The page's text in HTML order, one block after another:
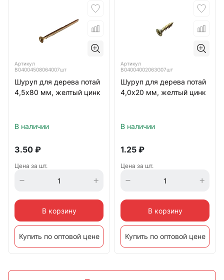
Артикул
B04004508064007шт
Шуруп для дерева потай
4,5х80 мм, желтый цинк
В наличии
3.50 ₽
Цена за шт.
В корзину
Купить по оптовой цене
Артикул
B04004002063G07шт
Шуруп для дерева потай
4,0х20 мм, желтый цинк
В наличии
1.25 ₽
Цена за шт.
В корзину
Купить по оптовой цене